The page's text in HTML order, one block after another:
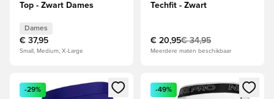
Top - Zwart Dames
Dames
€ 37,95
Small, Medium, X-Large
Techfit - Zwart
€ 20,95€ 34,95
Meerdere maten beschikbaar
Opent een venster om in te loggen of je aan te melden als
-29%
Opent een venster om in te
-49%